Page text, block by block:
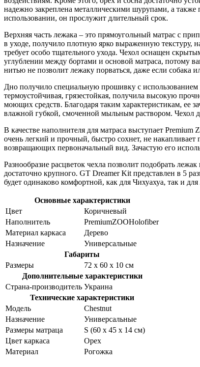
надежно закреплена металлическими шурупами, а
использовании, он прослужит длительный срок.
Верхняя часть лежака – это прямоугольный матрас с
в уходе, получило плотную ярко выраженную текстуру,
требует особо тщательного ухода. Чехол оснащен
углублении между бортами и основой матраса,
нитью не позволит лежаку порваться, даже если собака
Дно получило специальную прошивку с
термоустойчивая, грязестойкая, получила высокую
моющих средств. Благодаря таким характеристикам, ее
влажной губкой, смоченной мыльным раствором. Чехол
В качестве наполнителя для матраса выступает
очень легкий и прочный, быстро сохнет, не
возвращающих первоначальный вид. Зачастую его
Разнообразие расцветок чехла позволит подобрать
достаточно крупного. GT Dreamer Kit представлен в
будет одинаково комфортной, как для Чихуахуа, так и
Основные характеристики
Цвет
Коричневый
Наполнитель
PremiumZOOHolofiber
Материал каркаса
Дерево
Назначение
Универсальные
Габариты
Размеры
72 х 60 х 10 см
Дополнительные характеристики
Страна-производитель Украина
Технические характеристики
Модель
Chestnut
Назначение
Универсальные
Размеры матраца
S (60 х 45 х 14 см)
Цвет каркаса
Орех
Материал
Рогожка